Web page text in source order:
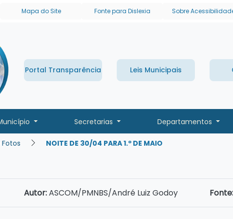
links de acessibilidade
Mapa do Site Fonte para Dislexia Sobre
Portal Transparência Leis Municipais
Secretarias Departamentos
NOITE DE 30/04 PARA 1.º DE MAIO
Autor:ASCOM/PMNBS/André Luiz Godoy Fonte: